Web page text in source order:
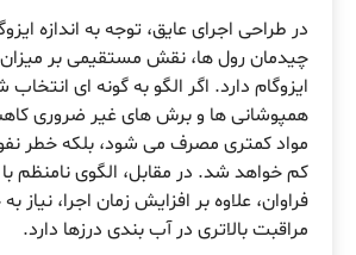
در طراحی اجرای عایق، توجه به اندازه
چیدمان رول ها، نقش مستقیمی بر
ایزوگام دارد. اگر الگو به گونه ای
همپوشانی ها و برش های غیر ضروری
مواد کمتری مصرف می شود، بلکه خطر
کم خواهد شد. در مقابل، الگوی نامنظم
فراوان، علاوه بر افزایش زمان اجرا،
مراقبت بالاتری در آب بندی درزها دارد.